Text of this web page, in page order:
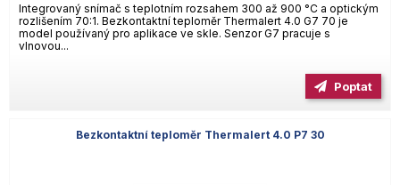
Integrovaný snímač s teplotním rozsahem 300 až 900 °C a optickým
rozlišením 70:1. Bezkontaktní teploměr Thermalert 4.0 G7 70 je
model používaný pro aplikace ve skle. Senzor G7 pracuje s
vlnovou...
Poptat
Bezkontaktní teploměr Thermalert 4.0 P7 30